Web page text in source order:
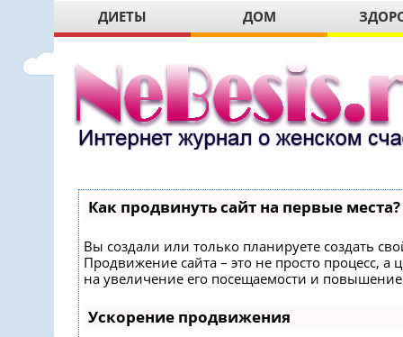
ДИЕТЫ ДОМ
Как продвинуть сайт на первые места?
Вы создали или только планируете создать
Продвижение сайта – это не просто процесс,
на увеличение его посещаемости и
Ускорение продвижения